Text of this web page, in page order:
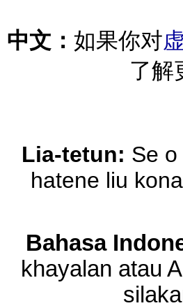
中文： 如果你对
了解
Lia-tetun: Se
hatene liu
Bahasa
khayalan atau